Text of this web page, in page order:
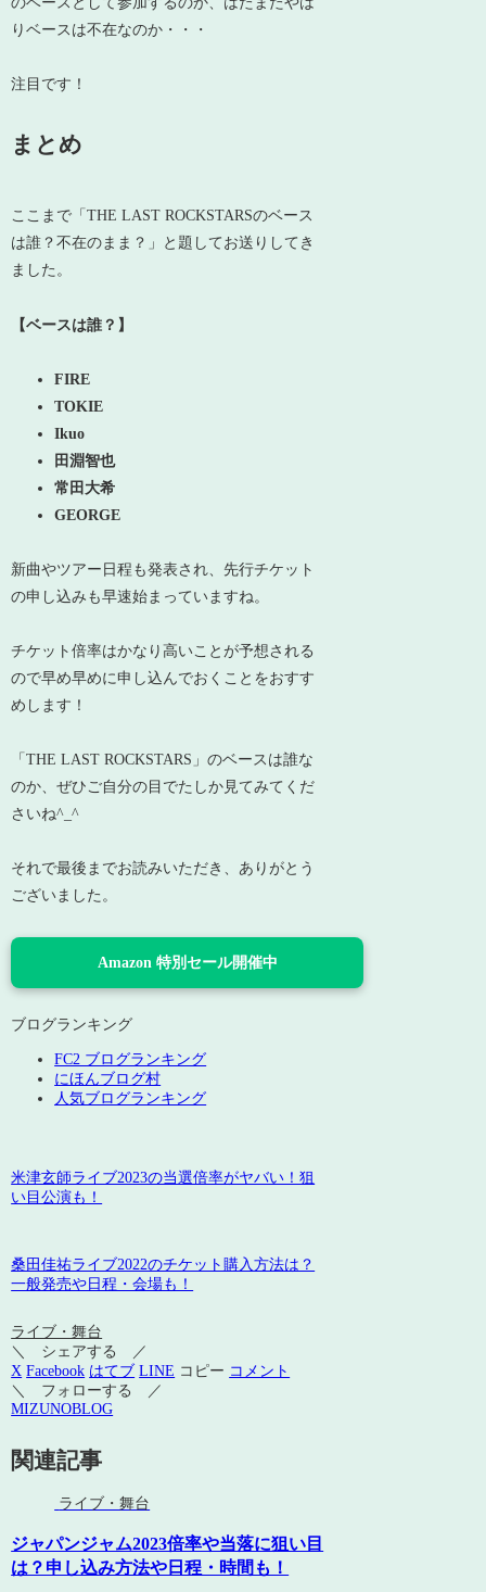
りベースは不在なのか・・・
注目です！
まとめ
ここまで「THE LAST ROCKSTARSのベース
は誰？不在のまま？」と題してお送りしてき
ました。
【ベースは誰？】
FIRE
TOKIE
Ikuo
田淵智也
常田大希
GEORGE
新曲やツアー日程も発表され、先行チケット
の申し込みも早速始まっていますね。
チケット倍率はかなり高いことが予想される
ので早め早めに申し込んでおくことをおすす
めします！
「THE LAST ROCKSTARS」のベースは誰な
のか、ぜひご自分の目でたしか見てみてくだ
さいね^_^
それで最後までお読みいただき、ありがとう
ございました。
Amazon 特別セール開催中
ブログランキング
FC2 ブログランキング
にほんブログ村
人気ブログランキング
米津玄師ライブ2023の当選倍率がヤバい！狙
い目公演も！
桑田佳祐ライブ2022のチケット購入方法は？
一般発売や日程・会場も！
ライブ・舞台
＼ シェアする ／
X Facebook はてブ LINE コピー コメント
＼ フォローする ／
MIZUNOBLOG
関連記事
ライブ・舞台
ジャパンジャム2023倍率や当落に狙い目
は？申し込み方法や日程・時間も！